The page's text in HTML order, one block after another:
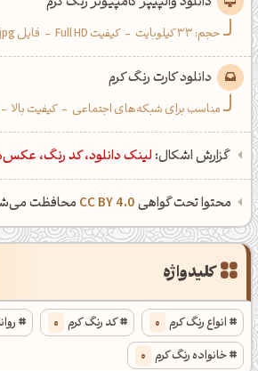
حجم: 33 کیلوبایت - کیفیت Full HD - فایل jpg
دانلود کارت رنگ کرم
مناسب برای شبکه‌های اجتماعی - کیفیت بالا -
گزارش اشکال: لینک دانلود، کد رنگ،
محتوا تحت گواهیCC BY 4.0 محافظت
کلیدواژه
انواع رنگ کرم 0 کد رنگ کرم 0
خانواده رنگ کرم 0